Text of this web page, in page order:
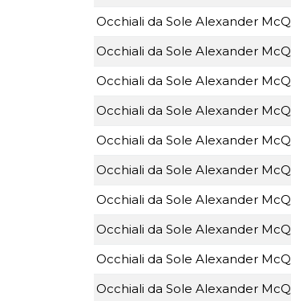
Occhiali da Sole Alexander
Occhiali da Sole Alexander
Occhiali da Sole Alexander
Occhiali da Sole Alexander
Occhiali da Sole Alexander
Occhiali da Sole Alexander
Occhiali da Sole Alexander
Occhiali da Sole Alexander
Occhiali da Sole Alexander
Occhiali da Sole Alexander